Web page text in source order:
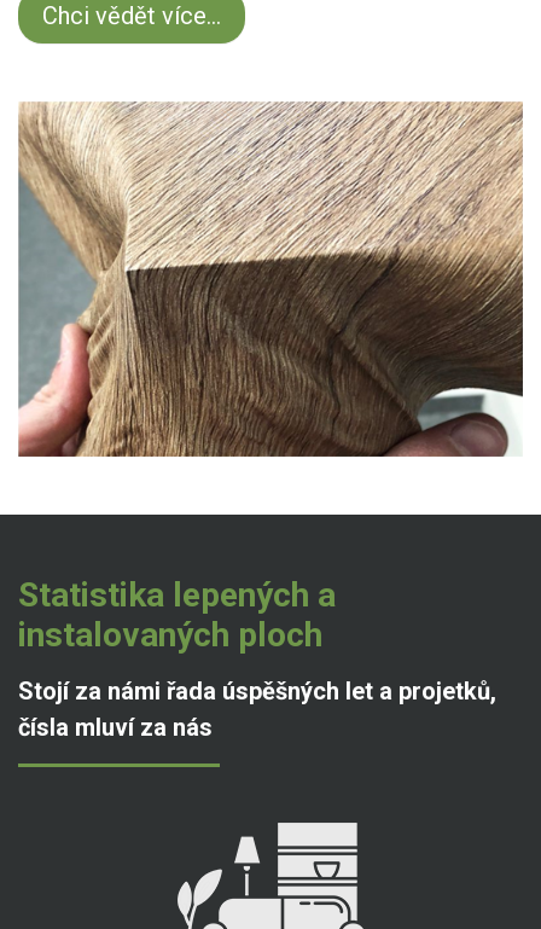
Chci vědět více...
Statistika lepených a
instalovaných ploch
Stojí za námi řada úspěšných let a projetků,
čísla mluví za nás